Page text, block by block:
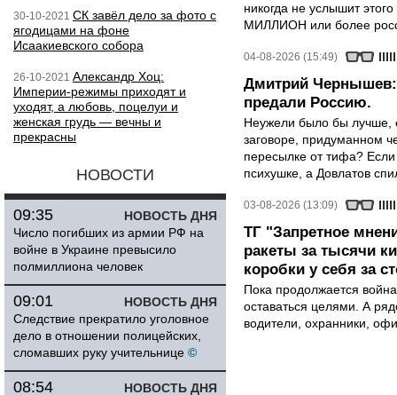
30-10-2021 СК завёл дело за фото с
ягодицами на фоне
Исаакиевского собора
26-10-2021 Александр Хоц:
Империи-режимы приходят и
уходят, а любовь, поцелуи и
женская грудь — вечны и
прекрасны
НОВОСТИ
НОВОСТЬ ДНЯ
09:35
Число погибших из армии РФ на
войне в Украине превысило
полмиллиона человек
НОВОСТЬ ДНЯ
09:01
Следствие прекратило уголовное
дело в отношении полицейских,
сломавших руку учительнице ©
НОВОСТЬ ДНЯ
08:54
никогда не услышит
МИЛЛИОН или более
04-08-2026 (15:49)
Дмитрий Чернышев:
предали Россию.
Неужели было бы лучше,
заговоре, придуманном
пересылке от тифа?
психушке, а Довлатов
03-08-2026 (13:09)
ТГ "Запретное
ракеты за тысячи
коробки у себя за
Пока продолжается
оставаться целями. А
водители, охранники,